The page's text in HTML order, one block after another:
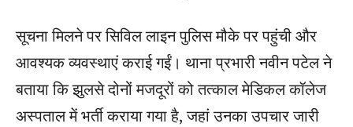
सूचना मिलने पर सिविल लाइन पुलिस मौके पर पहुंची और
आवश्यक व्यवस्थाएं कराई गईं। थाना प्रभारी नवीन पटेल ने
बताया कि झुलसे दोनों मजदूरों को तत्काल मेडिकल कॉलेज
अस्पताल में भर्ती कराया गया है, जहां उनका उपचार जारी